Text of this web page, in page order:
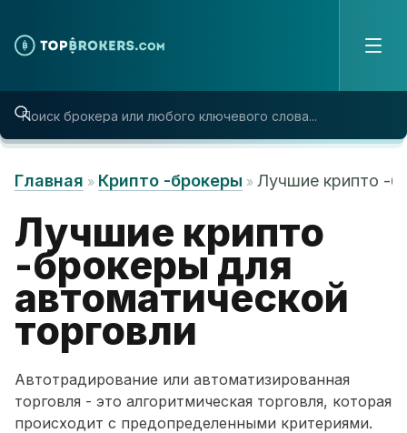
Главная » Крипто -брокеры » Лучшие крипто -
Лучшие крипто
-брокеры для
автоматической
торговли
Автотрадирование или автоматизированная
торговля - это алгоритмическая торговля, которая
происходит с предопределенными критериями.